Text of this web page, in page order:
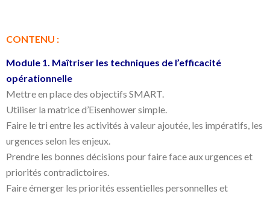
CONTENU :
Module 1. Maîtriser les techniques de l’efficacité
opérationnelle
Mettre en place des objectifs SMART.
Utiliser la matrice d’Eisenhower simple.
Faire le tri entre les activités à valeur ajoutée, les impératifs, les
urgences selon les enjeux.
Prendre les bonnes décisions pour faire face aux urgences et
priorités contradictoires.
Faire émerger les priorités essentielles personnelles et